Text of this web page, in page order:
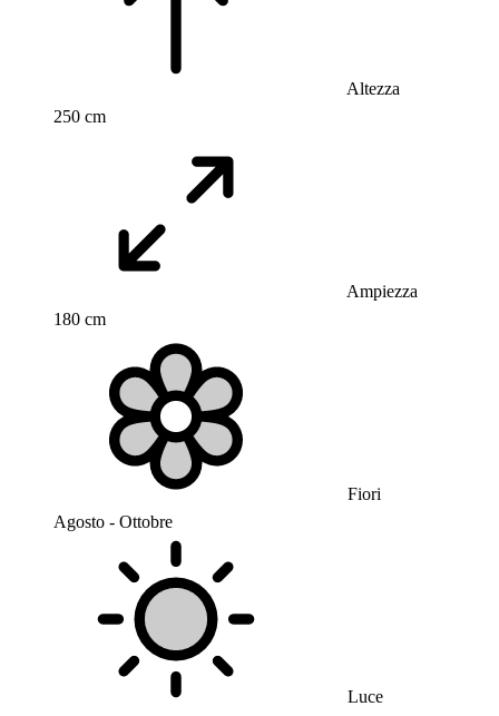
Altezza
250 cm
Ampiezza
180 cm
Fiori
Agosto - Ottobre
Luce